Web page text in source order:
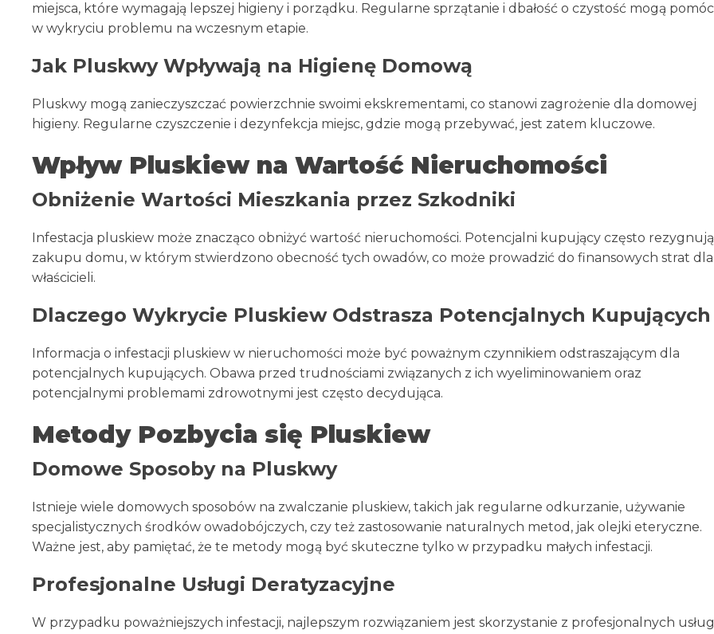
miejsca, które wymagają lepszej higieny i porządku. Regularne sprzątanie i dbałość o czystość mogą pomóc
w wykryciu problemu na wczesnym etapie.
Jak Pluskwy Wpływają na Higienę Domową
Pluskwy mogą zanieczyszczać powierzchnie swoimi ekskrementami, co stanowi zagrożenie dla domowej
higieny. Regularne czyszczenie i dezynfekcja miejsc, gdzie mogą przebywać, jest zatem kluczowe.
Wpływ Pluskiew na Wartość Nieruchomości
Obniżenie Wartości Mieszkania przez Szkodniki
Infestacja pluskiew może znacząco obniżyć wartość nieruchomości. Potencjalni kupujący często
zakupu domu, w którym stwierdzono obecność tych owadów, co może prowadzić do finansowych strat dla
właścicieli.
Dlaczego Wykrycie Pluskiew Odstrasza Potencjalnych Kupujących
Informacja o infestacji pluskiew w nieruchomości może być poważnym czynnikiem odstraszającym dla
potencjalnych kupujących. Obawa przed trudnościami związanych z ich wyeliminowaniem oraz
potencjalnymi problemami zdrowotnymi jest często decydująca.
Metody Pozbycia się Pluskiew
Domowe Sposoby na Pluskwy
Istnieje wiele domowych sposobów na zwalczanie pluskiew, takich jak regularne odkurzanie, używanie
specjalistycznych środków owadobójczych, czy też zastosowanie naturalnych metod, jak olejki eteryczne.
Ważne jest, aby pamiętać, że te metody mogą być skuteczne tylko w przypadku małych infestacji.
Profesjonalne Usługi Deratyzacyjne
W przypadku poważniejszych infestacji, najlepszym rozwiązaniem jest skorzystanie z profesjonalnych usług